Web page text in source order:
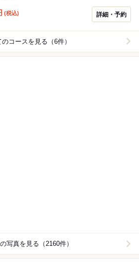
(税込) 詳細・予約
コースを見る（6件）
写真を見る（2160件）